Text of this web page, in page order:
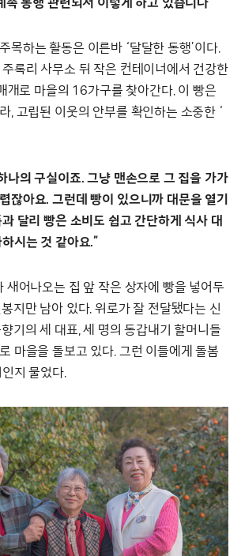
목하는 활동은 이른바 ‘달달한 동행’이다.
록리 사무소 뒤 작은 컨테이너에서 건강한
개로 마을의 16가구를 찾아간다. 이 빵은
, 고립된 이웃의 안부를 확인하는 소중한 ‘
나의 구실이죠. 그냥 맨손으로 그 집을 가가
잖아요. 그런데 빵이 있으니까 대문을 열기
달리 빵은 소비도 쉽고 간단하게 식사 대
시는 것 같아요.”
새어나오는 집 앞 작은 상자에 빵을 넣어두
지만 남아 있다. 위로가 잘 전달됐다는 신
기의 세 대표, 세 명의 동갑내기 할머니들
마을을 돌보고 있다. 그런 이들에게 돌봄
지 물었다.